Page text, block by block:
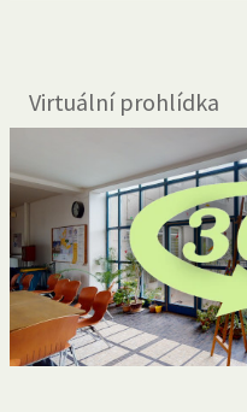
Virtuální prohlídka